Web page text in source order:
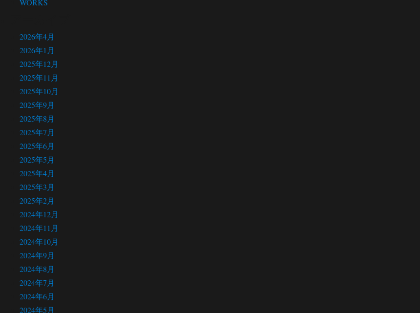
WORKS
2026年4月
2026年1月
2025年12月
2025年11月
2025年10月
2025年9月
2025年8月
2025年7月
2025年6月
2025年5月
2025年4月
2025年3月
2025年2月
2024年12月
2024年11月
2024年10月
2024年9月
2024年8月
2024年7月
2024年6月
2024年5月